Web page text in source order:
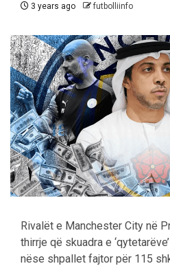
3 years ago futbolliinfo
Rivalët e Manchester City në
thirrje që skuadra e
nëse shpallet fajtor për 115